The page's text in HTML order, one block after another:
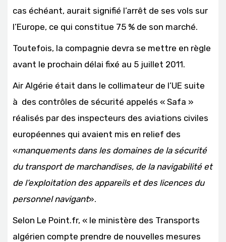
cas échéant, aurait signifié l’arrêt de ses vols sur
l’Europe, ce qui constitue 75 % de son marché.
Toutefois, la compagnie devra se mettre en règle
avant le prochain délai fixé au 5 juillet 2011.
Air Algérie était dans le collimateur de l’UE suite
à des contrôles de sécurité appelés « Safa »
réalisés par des inspecteurs des aviations civiles
européennes qui avaient mis en relief des
«manquements dans les domaines de la sécurité
du transport de marchandises, de la navigabilité et
de l’exploitation des appareils et des licences du
personnel navigant».
Selon Le Point.fr, « le ministère des Transports
algérien compte prendre de nouvelles mesures